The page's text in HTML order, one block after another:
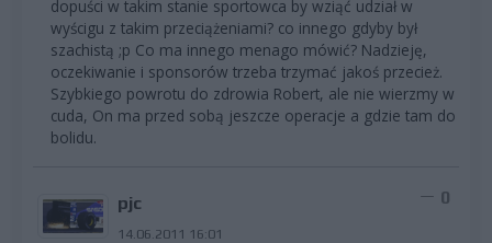
dopuści w takim stanie sportowca by wziąć udział w
wyścigu z takim przeciążeniami? co innego gdyby był
szachistą ;p Co ma innego menago mówić? Nadzieję,
oczekiwanie i sponsorów trzeba trzymać jakoś przecież.
Szybkiego powrotu do zdrowia Robert, ale nie wierzmy w
cuda, On ma przed sobą jeszcze operacje a gdzie tam do
bolidu.
pjc
14.06.2011 16:01
0